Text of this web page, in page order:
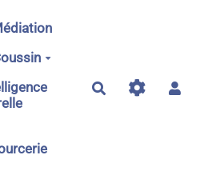
Rechercher